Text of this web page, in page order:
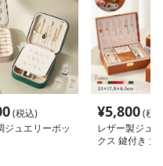
(税込)
ジュエリーボッ
¥5,800(税
レザー製ジュ
クス 鍵付き 大